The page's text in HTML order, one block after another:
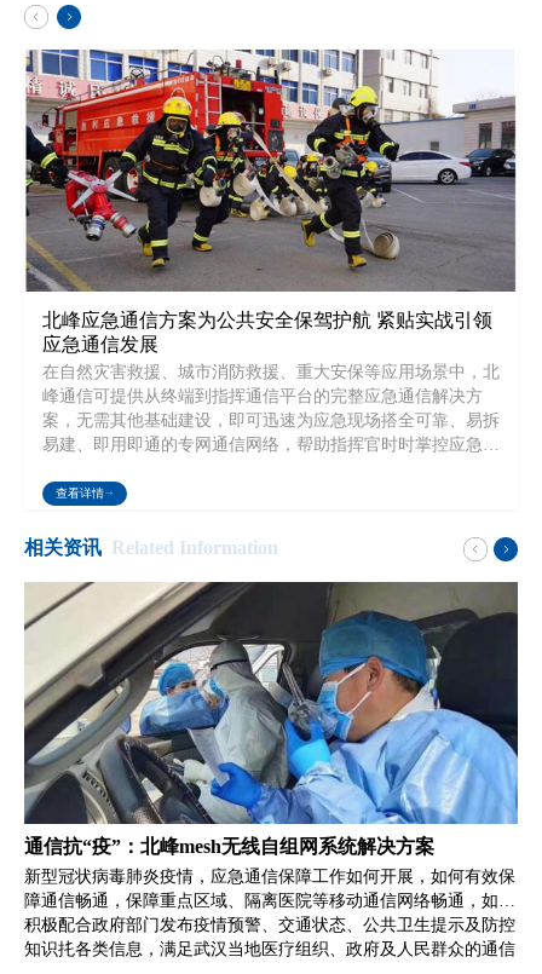
北峰应急通信方案为公共安全保驾护航 紧贴实战引领
应急通信发展
在自然灾害救援、城市消防救援、重大安保等应用场景中，北
峰通信可提供从终端到指挥通信平台的完整应急通信解决方
案，无需其他基础建设，即可迅速为应急现场搭全可靠、易拆
易建、即用即通的专网通信网络，帮助指挥官时时掌控应急现
查看详情
相关资讯 Related Information
通信抗“疫”：北峰mesh无线自组网系统解决方案
新型冠状病毒肺炎疫情，应急通信保障工作如何开展，如何有效保
障通信畅通，保障重点区域、隔离医院等移动通信网络畅通，如何
积极配合政府部门发布疫情预警、交通状态、公共卫生提示及防控
知识扥各类信息，满足武汉当地医疗组织、政府及人民群众的通信